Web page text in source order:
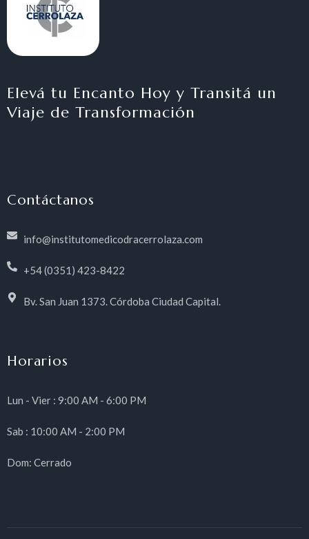
Elevá tu Encanto Hoy y Transitá un
Viaje de Transformación
Contáctanos
info@institutomedicodracerrolaza.com
+54 (0351) 423-8422
Bv. San Juan 1373. Córdoba Ciudad Capital.
Horarios
Lun - Vier : 9:00 AM - 6:00 PM
Sab : 10:00 AM - 2:00 PM
Dom: Cerrado